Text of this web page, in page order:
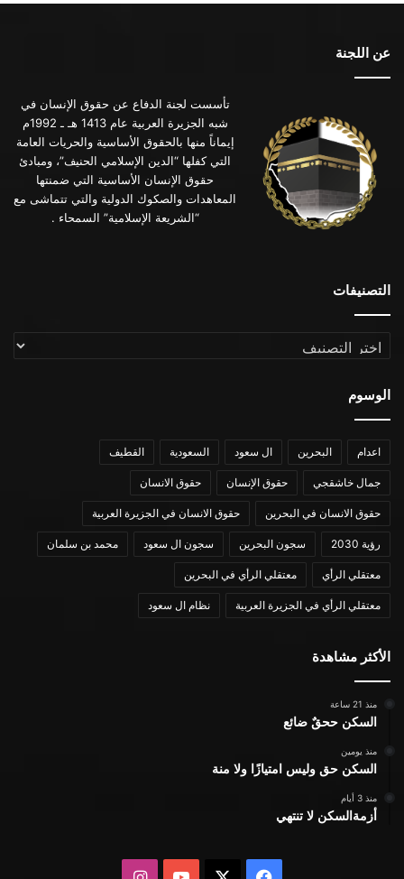
عن اللجنة
تأسست لجنة الدفاع عن حقوق الإنسان في
شبه الجزيرة العربية عام 1413 هـ ـ 1992م
إيماناً منها بالحقوق الأساسية والحريات العامة
التي كفلها “الدين الإسلامي الحنيف”، ومبادئ
حقوق الإنسان الأساسية التي ضمنتها
المعاهدات والصكوك الدولية والتي تتماشى مع
“الشريعة الإسلامية” السمحاء .
التصنيفات
التصنيفات
الوسوم
اعدام البحرين ال سعود السعودية القطيف
جمال خاشقجي حقوق الإنسان حقوق الانسان
حقوق الانسان في البحرين حقوق الانسان في الجزيرة العربية
رؤية 2030 سجون البحرين سجون ال سعود محمد بن سلمان
معتقلي الرأي معتقلي الرأي في البحرين
معتقلي الرأي في الجزيرة العربية نظام ال سعود
الأكثر مشاهدة
منذ 21 ساعة
السكن ححقٌ ضائع
منذ يومين
السكن حق وليس امتيازًا ولا منة
منذ 3 أيام
أزمةالسكن لا تنتهي